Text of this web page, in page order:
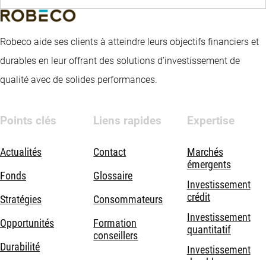
Robeco aide ses clients à atteindre leurs objectifs financiers et
durables en leur offrant des solutions d’investissement de
qualité avec de solides performances.
Points clés
Actualités
Fonds
Stratégies
Opportunités
Durabilité
Liens rapides
Contact
Glossaire
Consommateurs
Formation
conseillers
Expertise
Marchés
émergents
Investissement
crédit
Investissement
quantitatif
Investissement